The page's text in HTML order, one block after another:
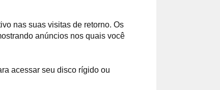
nas suas visitas de retorno. Os
anúncios nos quais você
acessar seu disco rígido ou